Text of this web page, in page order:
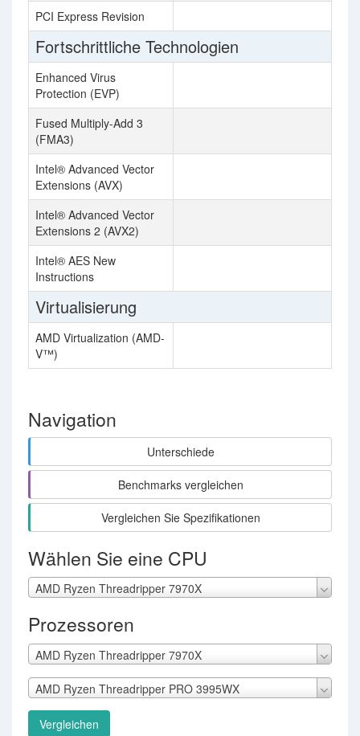
PCI Express Revision
Fortschrittliche Technologien
Enhanced Virus
Protection (EVP)
Fused Multiply-Add 3
(FMA3)
Intel® Advanced Vector
Extensions (AVX)
Intel® Advanced Vector
Extensions 2 (AVX2)
Intel® AES New
Instructions
Virtualisierung
AMD Virtualization (AMD-
V™)
Navigation
Unterschiede
Benchmarks vergleichen
Vergleichen Sie Spezifikationen
Wählen Sie eine CPU
AMD Ryzen Threadripper 7970X
Prozessoren
AMD Ryzen Threadripper 7970X
AMD Ryzen Threadripper PRO 3995WX
Vergleichen